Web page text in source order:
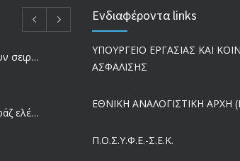
Ποιοι συνταξιούχοι παίρνουν σειρά για επανυπολογισμό σύνταξης με αύξηση και αναδρομικά – Οι εκκρεμότητες ανά Ταμείο
Επιθεώρηση Εργασίας: Μπαράζ ελέγχων με tablets και drones
Ενδιαφέροντα links
ΥΠΟΥΡΓΕΙΟ ΕΡΓΑΣΙΑΣ ΚΑΙ
ΑΣΦΑΛΙΣΗΣ
ΕΘΝΙΚΗ ΑΝΑΛΟΓΙΣΤΙΚΗ ΑΡΧΗ
Π.Ο.Σ.Υ.Φ.Ε.-Σ.Ε.Κ.